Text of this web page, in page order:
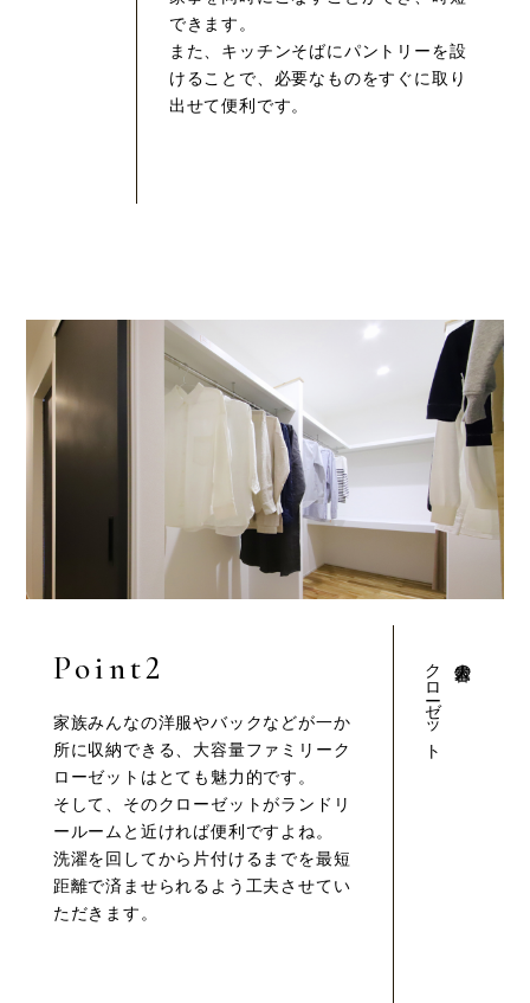
できます。
また、キッチンそばにパントリーを設
けることで、必要なものをすぐに取り
出せて便利です。
大容量の
クローゼット
Point2
家族みんなの洋服やバックなどが一か
所に収納できる、大容量ファミリーク
ローゼットはとても魅力的です。
そして、そのクローゼットがランドリ
ールームと近ければ便利ですよね。
洗濯を回してから片付けるまでを最短
距離で済ませられるよう工夫させてい
ただきます。